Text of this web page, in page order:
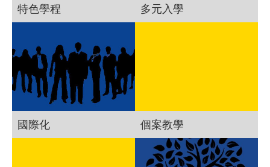
特色學程 多元入學
國際化 個案教學